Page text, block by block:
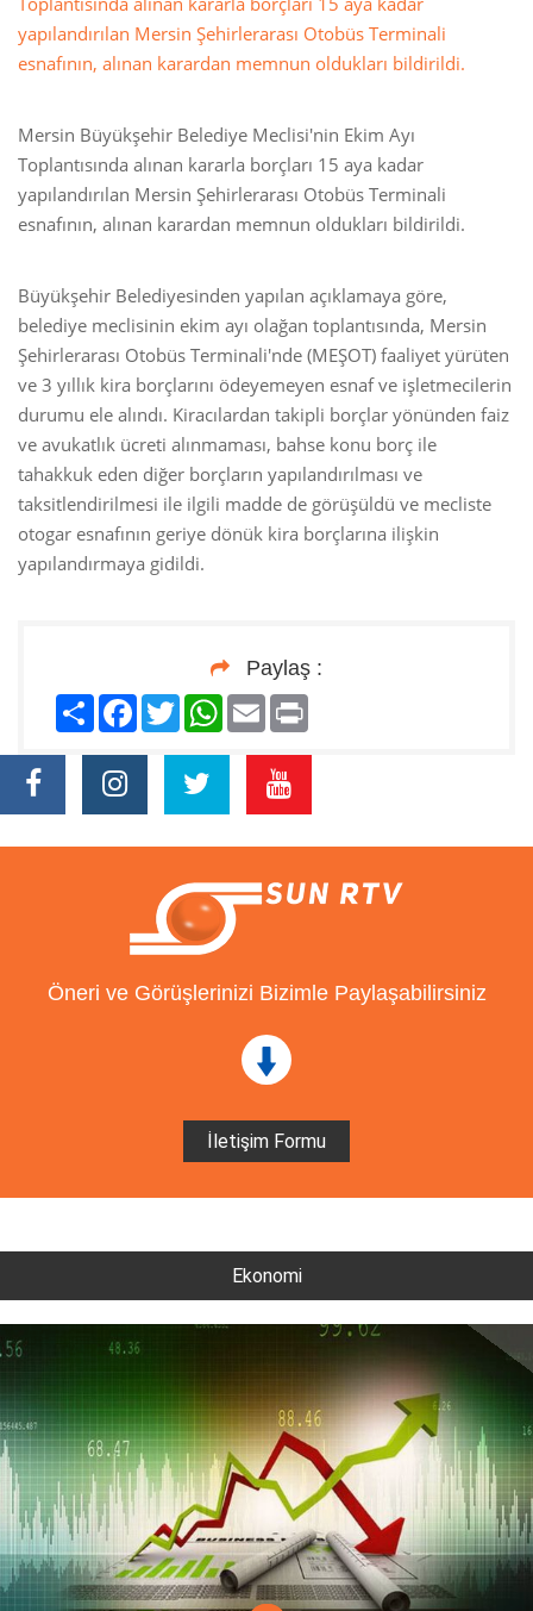
yapılandırılan Mersin Şehirlerarası Otobüs Terminali
esnafının, alınan karardan memnun oldukları bildirildi.
Mersin Büyükşehir Belediye Meclisi'nin Ekim Ayı
Toplantısında alınan kararla borçları 15 aya kadar
yapılandırılan Mersin Şehirlerarası Otobüs Terminali
esnafının, alınan karardan memnun oldukları bildirildi.
Büyükşehir Belediyesinden yapılan açıklamaya göre,
belediye meclisinin ekim ayı olağan toplantısında, Mersin
Şehirlerarası Otobüs Terminali'nde (MEŞOT) faaliyet yürüten
ve 3 yıllık kira borçlarını ödeyemeyen esnaf ve işletmecilerin
durumu ele alındı. Kiracılardan takipli borçlar yönünden faiz
ve avukatlık ücreti alınmaması, bahse konu borç ile
tahakkuk eden diğer borçların yapılandırılması ve
taksitlendirilmesi ile ilgili madde de görüşüldü ve mecliste
otogar esnafının geriye dönük kira borçlarına ilişkin
yapılandırmaya gidildi.
Paylaş :
PaylaşFacebook
TwitterWhatsApp
Email
Öneri ve Görüşlerinizi Bizimle Paylaşabilirsiniz
İletişim Formu
Ekonomi